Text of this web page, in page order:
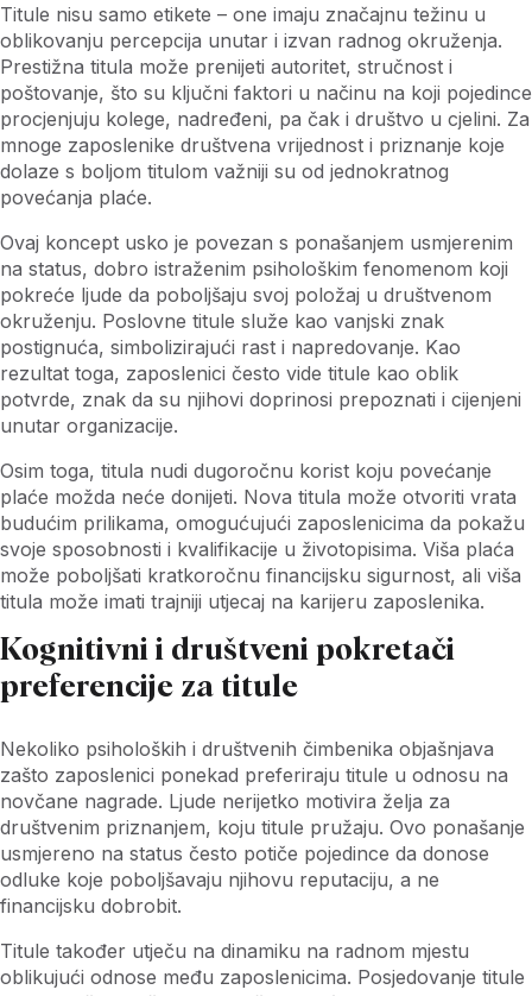
Titule nisu samo etikete – one imaju značajnu težinu u
oblikovanju percepcija unutar i izvan radnog okruženja.
Prestižna titula može prenijeti autoritet, stručnost i
poštovanje, što su ključni faktori u načinu na koji pojedince
procjenjuju kolege, nadređeni, pa čak i društvo u cjelini. Za
mnoge zaposlenike društvena vrijednost i priznanje koje
dolaze s boljom titulom važniji su od jednokratnog
povećanja plaće.
Ovaj koncept usko je povezan s ponašanjem usmjerenim
na status, dobro istraženim psihološkim fenomenom koji
pokreće ljude da poboljšaju svoj položaj u društvenom
okruženju. Poslovne titule služe kao vanjski znak
postignuća, simbolizirajući rast i napredovanje. Kao
rezultat toga, zaposlenici često vide titule kao oblik
potvrde, znak da su njihovi doprinosi prepoznati i cijenjeni
unutar organizacije.
Osim toga, titula nudi dugoročnu korist koju povećanje
plaće možda neće donijeti. Nova titula može otvoriti vrata
budućim prilikama, omogućujući zaposlenicima da pokažu
svoje sposobnosti i kvalifikacije u životopisima. Viša plaća
može poboljšati kratkoročnu financijsku sigurnost, ali viša
titula može imati trajniji utjecaj na karijeru zaposlenika.
Kognitivni i društveni pokretači
preferencije za titule
Nekoliko psiholoških i društvenih čimbenika objašnjava
zašto zaposlenici ponekad preferiraju titule u odnosu na
novčane nagrade. Ljude nerijetko motivira želja za
društvenim priznanjem, koju titule pružaju. Ovo ponašanje
usmjereno na status često potiče pojedince da donose
odluke koje poboljšavaju njihovu reputaciju, a ne
financijsku dobrobit.
Titule također utječu na dinamiku na radnom mjestu
oblikujući odnose među zaposlenicima. Posjedovanje titule